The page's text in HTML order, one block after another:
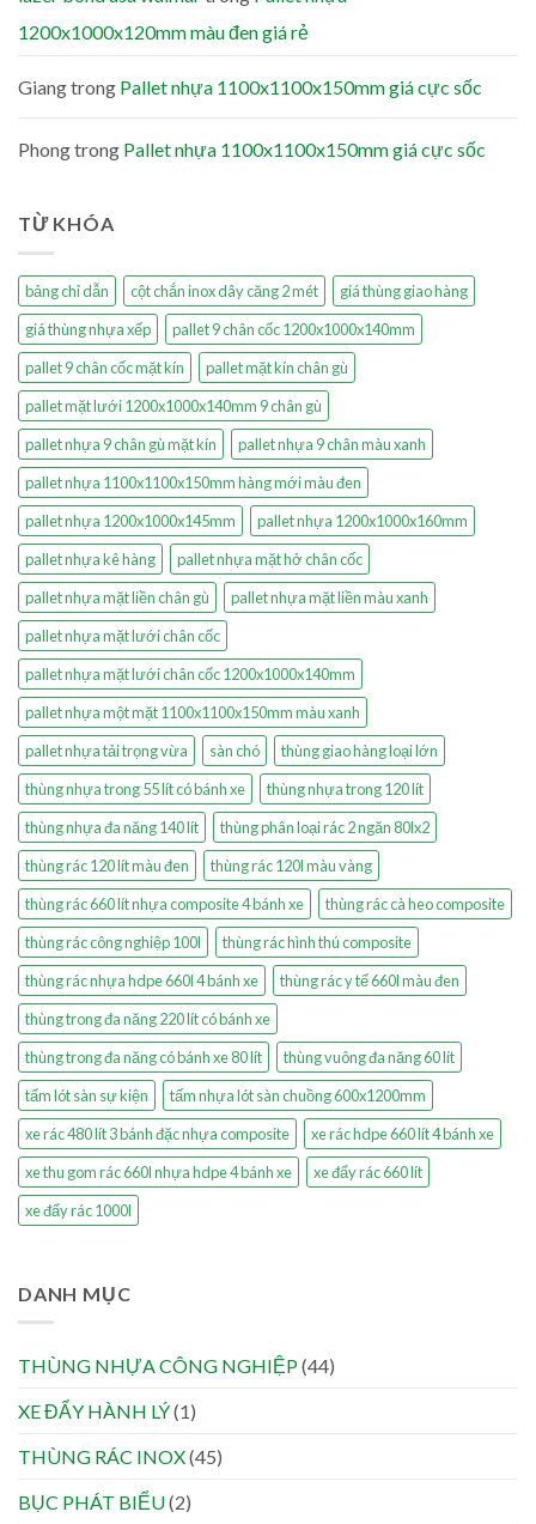
1200x1000x120mm màu đen giá rẻ
Giangtrong Pallet nhựa 1100x1100x150mm giá cực sốc
Phongtrong Pallet nhựa 1100x1100x150mm giá cực sốc
TỪ KHÓA
bảng chỉ dẫn cột chắn inox dây căng 2 mét
giá thùng giao hàng
giá thùng nhựa xếp
pallet 9 chân cốc 1200x1000x140mm
pallet 9 chân cốc mặt kín
pallet mặt kín chân gù
pallet mặt lưới 1200x1000x140mm 9 chân gù
pallet nhựa 9 chân gù mặt kín
pallet nhựa 9 chân màu xanh
pallet nhựa 1100x1100x150mm hàng mới màu đen
pallet nhựa 1200x1000x145mm
pallet nhựa 1200x1000x160mm
pallet nhựa kê hàng
pallet nhựa mặt hở chân cốc
pallet nhựa mặt liền chân gù
pallet nhựa mặt liền màu xanh
pallet nhựa mặt lưới chân cốc
pallet nhựa mặt lưới chân cốc 1200x1000x140mm
pallet nhựa một mặt 1100x1100x150mm màu xanh
pallet nhựa tải trọng vừa
sàn chó
thùng giao hàng loại lớn
thùng nhựa trong 55 lít có bánh xe
thùng nhựa trong 120 lít
thùng nhựa đa năng 140 lít
thùng phân loại rác 2 ngăn 80lx2
thùng rác 120 lít màu đen
thùng rác 120l màu vàng
thùng rác 660 lít nhựa composite 4 bánh xe
thùng rác cà heo composite
thùng rác công nghiệp 100l
thùng rác hình thú composite
thùng rác nhựa hdpe 660l 4 bánh xe
thùng rác y tế 660l màu đen
thùng trong đa năng 220 lít có bánh xe
thùng trong đa năng có bánh xe 80 lít
thùng vuông đa năng 60 lít
tấm lót sàn sự kiện
tấm nhựa lót sàn chuồng 600x1200mm
xe rác 480 lít 3 bánh đặc nhựa composite
xe rác hdpe 660 lít 4 bánh xe
xe thu gom rác 660l nhựa hdpe 4 bánh xe
xe đẩy rác 660 lít
xe đẩy rác 1000l
DANH MỤC
THÙNG NHỰA CÔNG NGHIỆP(44)
XE ĐẨY HÀNH LÝ(1)
THÙNG RÁC INOX(45)
BỤC PHÁT BIỂU(2)